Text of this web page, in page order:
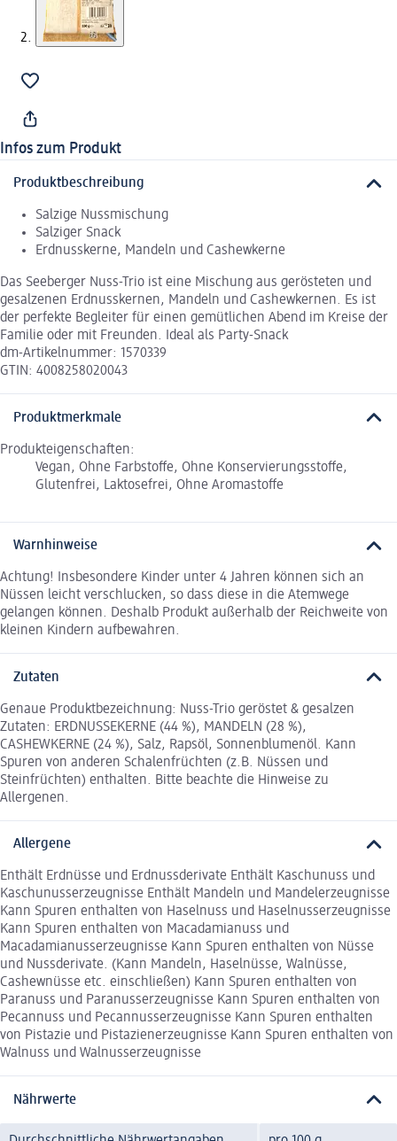
Infos zum Produkt
Produktbeschreibung
Salzige Nussmischung
Salziger Snack
Erdnusskerne, Mandeln und Cashewkerne
Das Seeberger Nuss-Trio ist eine Mischung aus gerösteten und
gesalzenen Erdnusskernen, Mandeln und Cashewkernen. Es ist
der perfekte Begleiter für einen gemütlichen Abend im Kreise der
Familie oder mit Freunden. Ideal als Party-Snack
dm-Artikelnummer: 1570339
GTIN: 4008258020043
Produktmerkmale
Produkteigenschaften:
Vegan, Ohne Farbstoffe, Ohne Konservierungsstoffe,
Glutenfrei, Laktosefrei, Ohne Aromastoffe
Warnhinweise
Achtung! Insbesondere Kinder unter 4 Jahren können sich an
Nüssen leicht verschlucken, so dass diese in die Atemwege
gelangen können. Deshalb Produkt außerhalb der Reichweite von
kleinen Kindern aufbewahren.
Zutaten
Genaue Produktbezeichnung: Nuss-Trio geröstet & gesalzen
Zutaten: ERDNUSSEKERNE (44 %), MANDELN (28 %),
CASHEWKERNE (24 %), Salz, Rapsöl, Sonnenblumenöl. Kann
Spuren von anderen Schalenfrüchten (z.B. Nüssen und
Steinfrüchten) enthalten. Bitte beachte die Hinweise zu
Allergenen.
Allergene
Enthält Erdnüsse und Erdnussderivate Enthält Kaschunuss und
Kaschunusserzeugnisse Enthält Mandeln und Mandelerzeugnisse
Kann Spuren enthalten von Haselnuss und Haselnusserzeugnisse
Kann Spuren enthalten von Macadamianuss und
Macadamianusserzeugnisse Kann Spuren enthalten von Nüsse
und Nussderivate. (Kann Mandeln, Haselnüsse, Walnüsse,
Cashewnüsse etc. einschließen) Kann Spuren enthalten von
Paranuss und Paranusserzeugnisse Kann Spuren enthalten von
Pecannuss und Pecannusserzeugnisse Kann Spuren enthalten
von Pistazie und Pistazienerzeugnisse Kann Spuren enthalten von
Walnuss und Walnusserzeugnisse
Nährwerte